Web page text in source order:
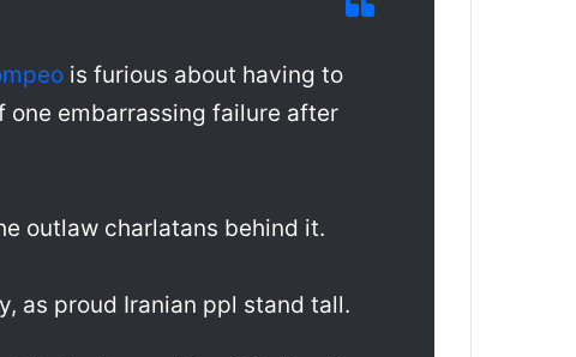
is furious about having to
one embarrassing failure after
outlaw charlatans behind it.
as proud Iranian ppl stand tall.